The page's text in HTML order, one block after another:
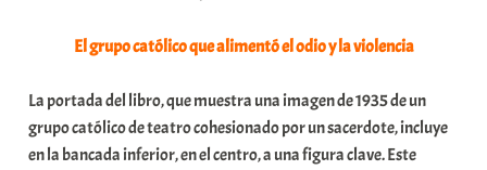
El grupo católico que alimentó el odio y la violencia
La portada del libro, que muestra una imagen de 1935 de un
grupo católico de teatro cohesionado por un sacerdote, incluye
en la bancada inferior, en el centro, a una figura clave. Este